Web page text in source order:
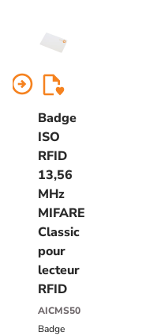
arrow_circle_right
Badge
ISO
RFID
13,56
MHz
MIFARE
Classic
pour
lecteur
RFID
AICMS50
Badge